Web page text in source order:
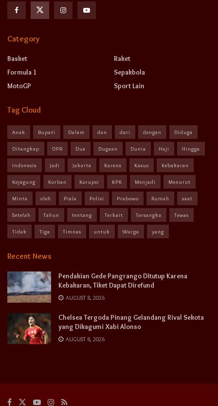
Category
Basket
Formula 1
MotoGP
Raket
Sepakbola
Sport Lain
Tag Cloud
Anak Bupati Dalam dan dari dengan Diduga
Ditangkap DPR Dua Dugaan Dunia Haji Hingga
Indonesia Jadi Jakarta Karena Kasus Kebakaran
Kejagung Korban Korupsi KPK Menjadi Menurut
Minta oleh Piala Polisi Prabowo Rumah saat
Setelah Tahun tentang Terkait Tersangka Tewas
Tidak Tiga Timnas untuk Warga yang
Recent News
Pendakian Gede Pangrango Ditutup Karena
Kebakaran, Tiket Dapat Direfund
AUGUST 8, 2026
Chelsea Tergoda Pinang Gelandang Rival Sekota
yang Dikagumi Xabi Alonso
AUGUST 8, 2026